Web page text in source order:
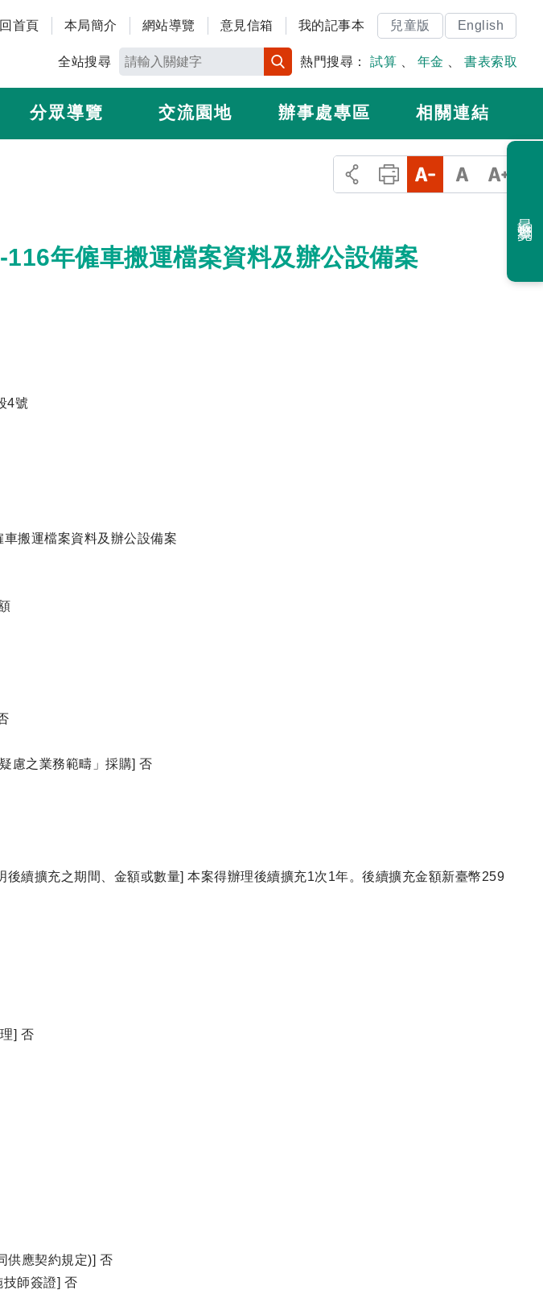
回首頁 本局簡介 網站導覽 意見信箱 我的記事本 兒童版 English
全站搜尋 熱門搜尋： 試算 年金 書表索取
分眾導覽 交流園地 辦事處專區 相關連結
年僱車搬運檔案資料及辦公設備案
4號
搬運檔案資料及辦公設備案
慮之業務範疇」採購] 否
後續擴充之期間、金額或數量] 本案得辦理後續擴充1次1年。後續擴充金額新臺幣259
] 否
供應契約規定)] 否
技師簽證] 否